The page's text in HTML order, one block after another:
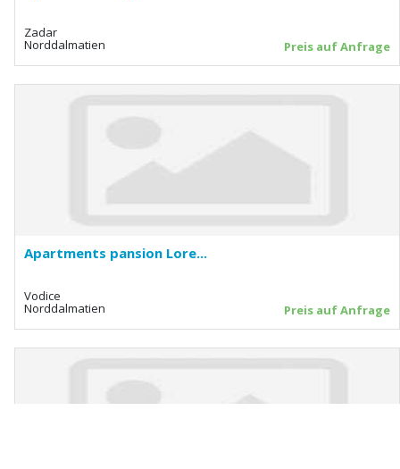
Zadar
Norddalmatien Preis auf Anfrage
Apartments pansion Lore...
Vodice
Norddalmatien Preis auf Anfrage